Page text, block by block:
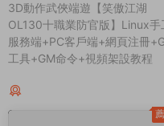
3D動作武俠端遊【笑傲江湖
OL130十職業防官版】Linux手
服務端+PC客戶端+網頁注冊
工具+GM命令+視頻架設教程
薦